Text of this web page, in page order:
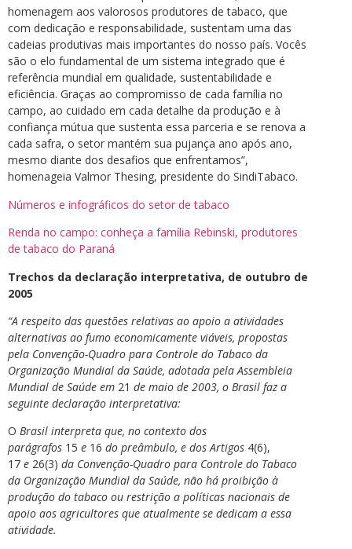
homenagem aos valorosos produtores de tabaco, que
com dedicação e responsabilidade, sustentam uma das
cadeias produtivas mais importantes do nosso país. Vocês
são o elo fundamental de um sistema integrado que é
referência mundial em qualidade, sustentabilidade e
eficiência. Graças ao compromisso de cada família no
campo, ao cuidado em cada detalhe da produção e à
confiança mútua que sustenta essa parceria e se renova a
cada safra, o setor mantém sua pujança ano após ano,
mesmo diante dos desafios que enfrentamos”,
homenageia Valmor Thesing, presidente do SindiTabaco.
Números e infográficos do setor de tabaco
Renda no campo: conheça a família Rebinski, produtores
de tabaco do Paraná
Trechos da declaração interpretativa, de outubro de
2005
“A respeito das questões relativas ao apoio a atividades
alternativas ao fumo economicamente viáveis, propostas
pela Convenção-Quadro para Controle do Tabaco da
Organização Mundial da Saúde, adotada pela Assembleia
Mundial de Saúde em 21 de maio de 2003, o Brasil faz a
seguinte declaração interpretativa:
O Brasil interpreta que, no contexto dos
parágrafos 15 e 16 do preâmbulo, e dos Artigos 4(6),
17 e 26(3) da Convenção-Quadro para Controle do Tabaco
da Organização Mundial da Saúde, não há proibição à
produção do tabaco ou restrição a políticas nacionais de
apoio aos agricultores que atualmente se dedicam a essa
atividade.